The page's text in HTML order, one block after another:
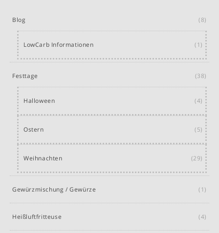
Blog (8)
LowCarb Informationen (1)
Festtage (38)
Halloween (4)
Ostern (5)
Weihnachten (29)
Gewürzmischung / Gewürze (1)
Heißluftfritteuse (4)